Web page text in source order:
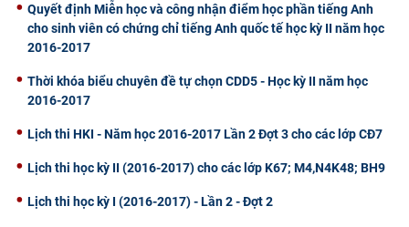
Quyết định Miễn học và công nhận điểm học phần tiếng Anh
cho sinh viên có chứng chỉ tiếng Anh quốc tế học kỳ II năm học
2016-2017
Thời khóa biểu chuyên đề tự chọn CDD5 - Học kỳ II năm học
2016-2017
Lịch thi HKI - Năm học 2016-2017 Lần 2 Đợt 3 cho các lớp CĐ7
Lịch thi học kỳ II (2016-2017) cho các lớp K67; M4,N4K48; BH9
Lịch thi học kỳ I (2016-2017) - Lần 2 - Đợt 2